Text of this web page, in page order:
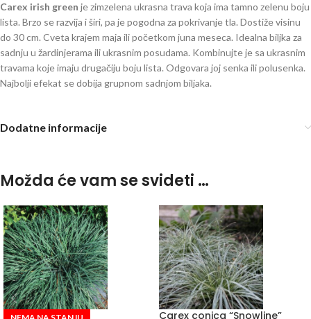
Carex irish green je zimzelena ukrasna trava koja ima tamno zelenu boju
lista. Brzo se razvija i širi, pa je pogodna za pokrivanje tla. Dostiže visinu
do 30 cm. Cveta krajem maja ili početkom juna meseca. Idealna biljka za
sadnju u žardinjerama ili ukrasnim posudama. Kombinujte je sa ukrasnim
travama koje imaju drugačiju boju lista. Odgovara joj senka ili polusenka.
Najbolji efekat se dobija grupnom sadnjom biljaka.
Dodatne informacije
Možda će vam se svideti …
Carex conica “Snowline”